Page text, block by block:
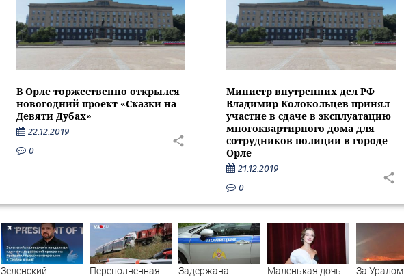
В Орле торжественно открылся
новогодний проект «Сказки на
Девяти Дубах»
22.12.2019
0
Министр внутренних дел РФ
Владимир Колокольцев принял
участие в сдаче в эксплуатацию
многоквартирного дома для
сотрудников полиции в городе
Орле
21.12.2019
0
Зеленский
Переполненная
Задержана
Маленькая дочь
За Уралом